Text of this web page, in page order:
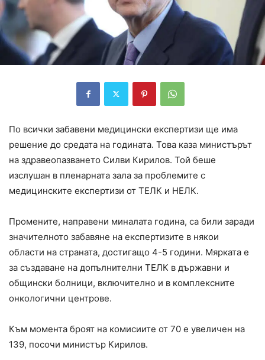
По всички забавени медицински експертизи ще има
решение до средата на годината. Това каза министърът
на здравеопазването Силви Кирилов. Той беше
изслушан в пленарната зала за проблемите с
медицинските експертизи от ТЕЛК и НЕЛК.
Промените, направени миналата година, са били заради
значителното забавяне на експертизите в някои
области на страната, достигащо 4-5 години. Мярката е
за създаване на допълнителни ТЕЛК в държавни и
общински болници, включително и в комплексните
онкологични центрове.
Към момента броят на комисиите от 70 е увеличен на
139, посочи министър Кирилов.